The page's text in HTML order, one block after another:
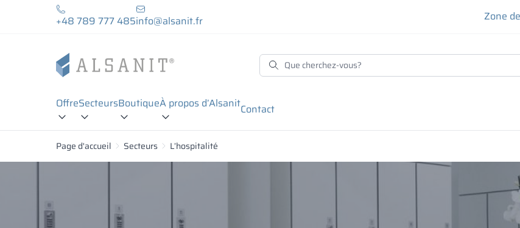
+48 789 777 485info@alsanit.fr Zone
OffreSecteursBoutiqueÀ propos d’AlsanitContact
Page d'accueil Secteurs L’hospitalité